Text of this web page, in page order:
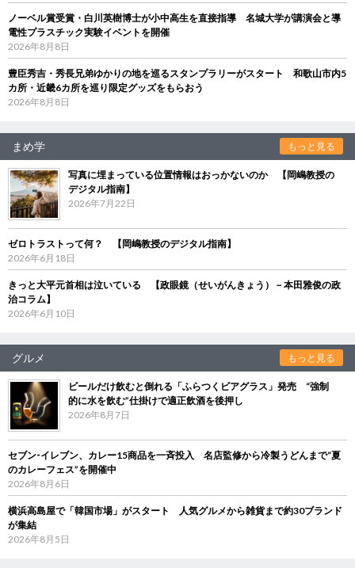
ノーベル賞受賞・白川英樹博士が小中高生を直接指導 名城大学が講演会と導
電性プラスチック実験イベントを開催
2026年8月8日
豊臣秀吉・秀長兄弟ゆかりの地を巡るスタンプラリーがスタート 和歌山市内5
カ所・近畿6カ所を巡り限定グッズをもらおう
2026年8月8日
まめ学 もっと見る
写真に埋まっている位置情報はおっかないのか 【岡嶋教授の
デジタル指南】
2026年7月22日
ゼロトラストって何？ 【岡嶋教授のデジタル指南】
2026年6月18日
きっと大平元首相は泣いている 【政眼鏡（せいがんきょう）－本田雅俊の政
治コラム】
2026年6月10日
グルメ もっと見る
ビールだけ飲むと倒れる「ふらつくビアグラス」発売 “強制
的に水を飲む”仕掛けで適正飲酒を後押し
2026年8月7日
セブン‐イレブン、カレー15商品を一斉投入 名店監修から冷製うどんまで“夏
のカレーフェス”を開催中
2026年8月6日
横浜高島屋で「韓国市場」がスタート 人気グルメから雑貨まで約30ブランド
が集結
2026年8月5日